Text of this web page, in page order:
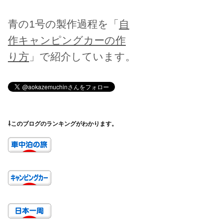
青の1号の製作過程を「 自
作キャンピングカーの作
り方 」で紹介しています。
⇩このブログのランキングがわかります。